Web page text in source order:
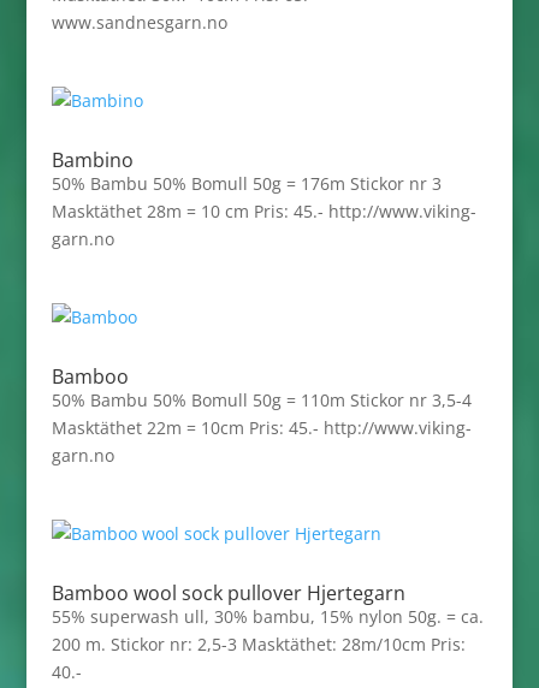
www.sandnesgarn.no
Bambino
50% Bambu 50% Bomull 50g = 176m Stickor nr 3
Masktäthet 28m = 10 cm Pris: 45.- http://www.viking-
garn.no
Bamboo
50% Bambu 50% Bomull 50g = 110m Stickor nr 3,5-4
Masktäthet 22m = 10cm Pris: 45.- http://www.viking-
garn.no
Bamboo wool sock pullover Hjertegarn
55% superwash ull, 30% bambu, 15% nylon 50g. = ca.
200 m. Stickor nr: 2,5-3 Masktäthet: 28m/10cm Pris:
40.-